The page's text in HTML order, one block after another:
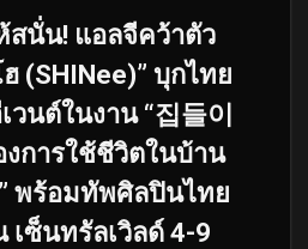
สนั่น! แอลจีคว้าตัว
(SHINee)” บุกไทย
นต์ในงาน “집들이
งการใช้ชีวิตในบ้าน
พร้อมทัพศิลปินไทย
เซ็นทรัลเวิลด์ 4-9